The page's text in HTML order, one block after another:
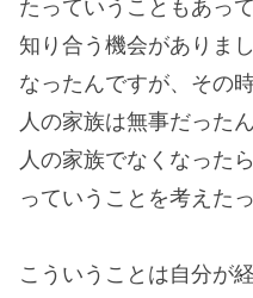
たっていうこともあっ
知り合う機会がありま
なったんですが、その
人の家族は無事だった
人の家族でなくなった
っていうことを考えた
こういうことは自分が